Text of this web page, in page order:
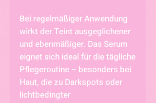
Bei regelmäßiger Anwendung
wirkt der Teint ausgeglichener
und ebenmäßiger. Das Serum
eignet sich ideal für die tägliche
Pflegeroutine – besonders bei
Haut, die zu Darkspots oder
lichtbedingter